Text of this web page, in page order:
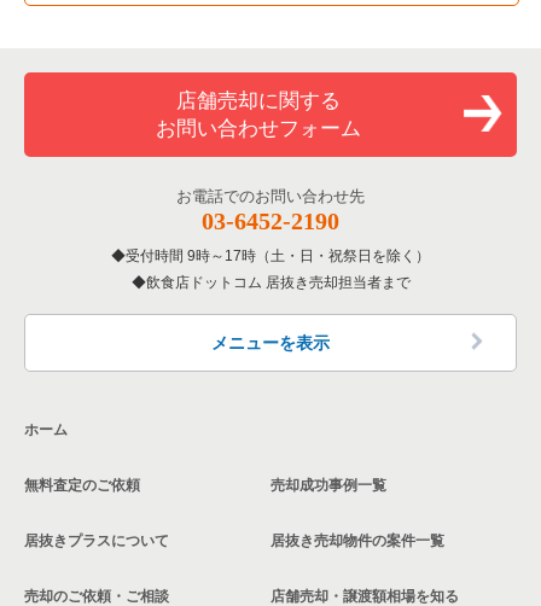
店舗売却に関する
お問い合わせフォーム
お電話でのお問い合わせ先
03-6452-2190
受付時間 9時～17時（土・日・祝祭日を除く）
飲食店ドットコム 居抜き売却担当者まで
メニューを表示
ホーム
無料査定のご依頼
居抜きプラスについて
売却のご依頼・ご相談
売却成功事例一覧
居抜き売却物件の案件一覧
店舗売却・譲渡額相場を知る